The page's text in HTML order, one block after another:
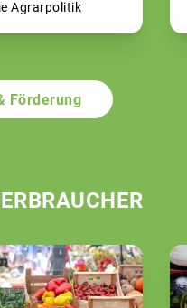
Agrarpolitik
Förderung